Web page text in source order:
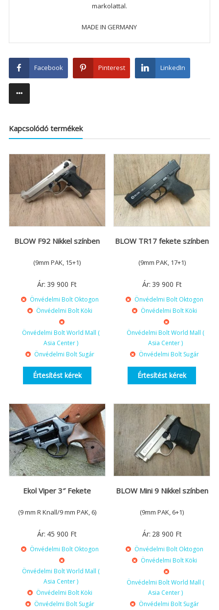
markolattal.
MADE IN GERMANY
Facebook Pinterest LinkedIn
Kapcsolódó termékek
BLOW F92 Nikkel színben
(9mm PAK, 15+1)
Ár: 39 900 Ft
Önvédelmi Bolt Oktogon
Önvédelmi Bolt Köki
Önvédelmi Bolt World Mall (
Asia Center )
Önvédelmi Bolt Sugár
Értesítést kérek
BLOW TR17 fekete színben
(9mm PAK, 17+1)
Ár: 39 900 Ft
Önvédelmi Bolt Oktogon
Önvédelmi Bolt Köki
Önvédelmi Bolt World Mall (
Asia Center )
Önvédelmi Bolt Sugár
Értesítést kérek
Ekol Viper 3″ Fekete
(9 mm R Knall/9 mm PAK, 6)
Ár: 45 900 Ft
Önvédelmi Bolt Oktogon
Önvédelmi Bolt World Mall (
Asia Center )
Önvédelmi Bolt Köki
Önvédelmi Bolt Sugár
BLOW Mini 9 Nikkel színben
(9mm PAK, 6+1)
Ár: 28 900 Ft
Önvédelmi Bolt Oktogon
Önvédelmi Bolt Köki
Önvédelmi Bolt World Mall (
Asia Center )
Önvédelmi Bolt Sugár